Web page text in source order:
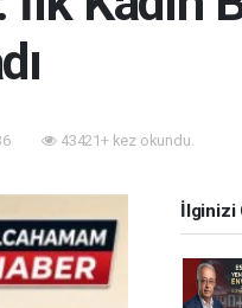
43421+ kez okundu.
İlginizi